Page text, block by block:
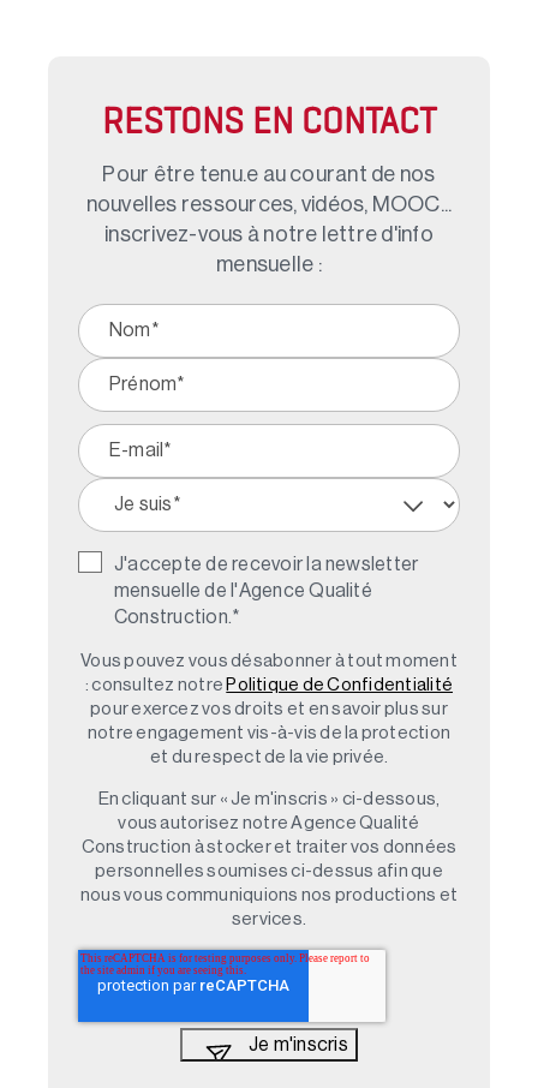
RESTONS EN CONTACT
Pour être tenu.e au courant de nos
nouvelles ressources, vidéos, MOOC...
inscrivez-vous à notre lettre d'info
mensuelle :
J'accepte de recevoir la newsletter
mensuelle de l'Agence Qualité
Construction. *
Vous pouvez vous désabonner à tout moment
: consultez notre Politique de Confidentialité
pour exercez vos droits et en savoir plus sur
notre engagement vis-à-vis de la protection
et du respect de la vie privée.
En cliquant sur « Je m'inscris » ci-dessous,
vous autorisez notre Agence Qualité
Construction à stocker et traiter vos données
personnelles soumises ci-dessus afin que
nous vous communiquions nos productions et
services.